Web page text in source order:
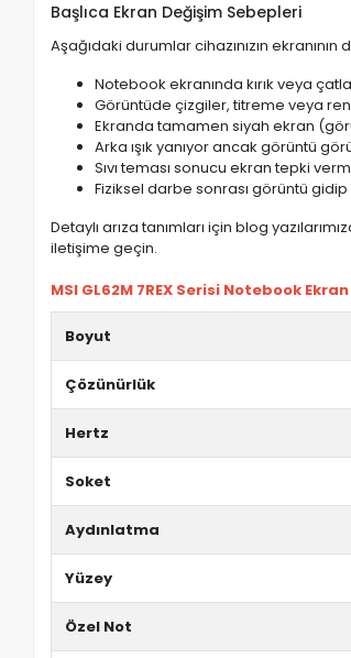
Başlıca Ekran Değişim Sebepleri
Aşağıdaki durumlar cihazınızın
Notebook ekranında kırık veya
Görüntüde çizgiler, titreme veya
Ekranda tamamen siyah ekran
Arka ışık yanıyor ancak görüntü
Sıvı teması sonucu ekran tepki
Fiziksel darbe sonrası görüntü
Detaylı arıza tanımları için blog
iletişime geçin.
MSI GL62M 7REX Serisi Notebook
Boyut
Çözünürlük
Hertz
Soket
Aydınlatma
Yüzey
Özel Not